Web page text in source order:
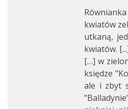
kwiatów
utkaną,
kwiatów.
[…] w
księdze
ale i zbyt